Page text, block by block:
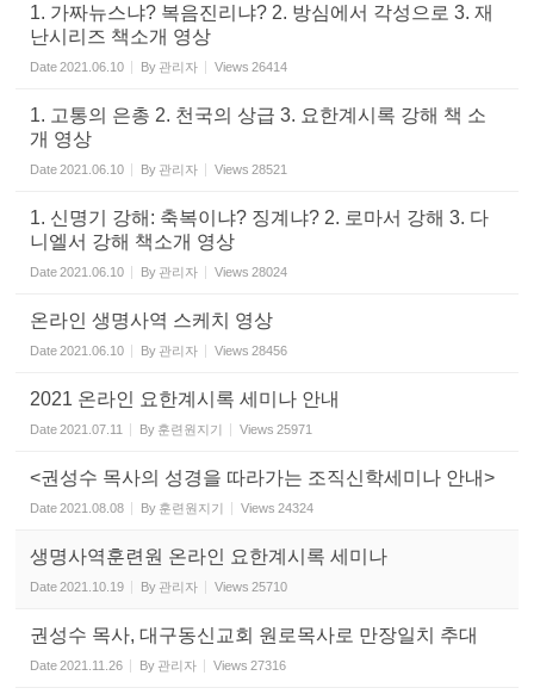
1. 가짜뉴스냐? 복음진리냐? 2. 방심에서 각성으로 3. 재
난시리즈 책소개 영상
Date 2021.06.10 By 관리자 Views 26414
1. 고통의 은총 2. 천국의 상급 3. 요한계시록 강해 책 소
개 영상
Date 2021.06.10 By 관리자 Views 28521
1. 신명기 강해: 축복이냐? 징계냐? 2. 로마서 강해 3. 다
니엘서 강해 책소개 영상
Date 2021.06.10 By 관리자 Views 28024
온라인 생명사역 스케치 영상
Date 2021.06.10 By 관리자 Views 28456
2021 온라인 요한계시록 세미나 안내
Date 2021.07.11 By 훈련원지기 Views 25971
<권성수 목사의 성경을 따라가는 조직신학세미나 안내>
Date 2021.08.08 By 훈련원지기 Views 24324
생명사역훈련원 온라인 요한계시록 세미나
Date 2021.10.19 By 관리자 Views 25710
권성수 목사, 대구동신교회 원로목사로 만장일치 추대
Date 2021.11.26 By 관리자 Views 27316